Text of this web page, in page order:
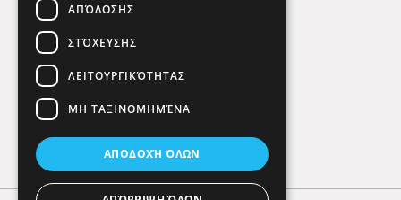
ΑΠΌΔΟΣΗΣ
ΣΤΌΧΕΥΣΗΣ
ΛΕΙΤΟΥΡΓΙΚΌΤΗΤΑΣ
ΜΗ ΤΑΞΙΝΟΜΗΜΈΝΑ
ΑΠΟΔΟΧΉ ΌΛΩΝ